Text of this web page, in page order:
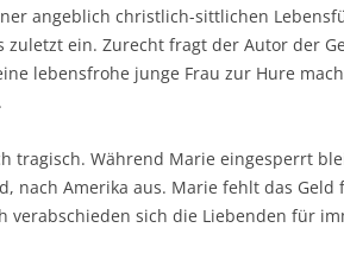
angeblich christlich-sittlichen
zuletzt ein. Zurecht fragt der Autor der
lebensfrohe junge Frau zur Hure
tragisch. Während Marie eingesperrt
nach Amerika aus. Marie fehlt das Geld
verabschieden sich die Liebenden für